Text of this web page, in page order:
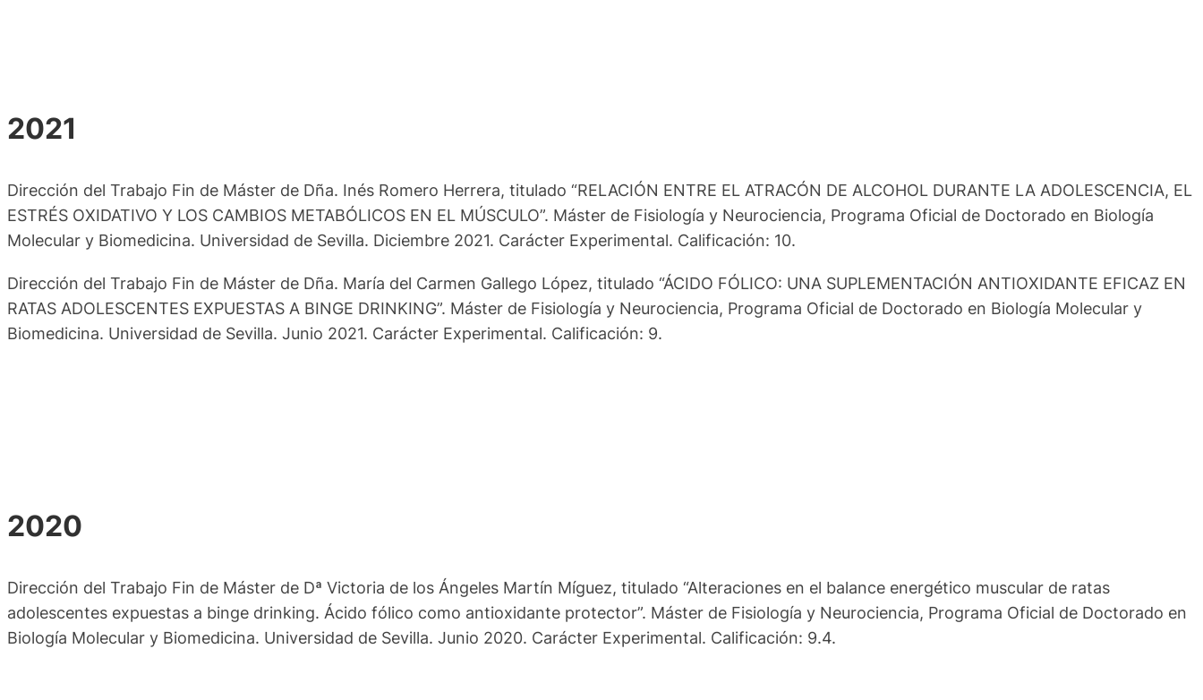
2021
Dirección del Trabajo Fin de Máster de Dña. Inés Romero Herrera, titulado “RELACIÓN ENTRE EL ATRACÓN DE ALCOHOL DURANTE LA ADOLESCENCIA, EL
ESTRÉS OXIDATIVO Y LOS CAMBIOS METABÓLICOS EN EL MÚSCULO”. Máster de Fisiología y Neurociencia, Programa Oficial de Doctorado en Biología
Molecular y Biomedicina. Universidad de Sevilla. Diciembre 2021. Carácter Experimental. Calificación: 10.
Dirección del Trabajo Fin de Máster de Dña. María del Carmen Gallego López, titulado “ÁCIDO FÓLICO: UNA SUPLEMENTACIÓN ANTIOXIDANTE EFICAZ EN
RATAS ADOLESCENTES EXPUESTAS A BINGE DRINKING”. Máster de Fisiología y Neurociencia, Programa Oficial de Doctorado en Biología Molecular y
Biomedicina. Universidad de Sevilla. Junio 2021. Carácter Experimental. Calificación: 9.
2020
Dirección del Trabajo Fin de Máster de Dª Victoria de los Ángeles Martín Míguez, titulado “Alteraciones en el balance energético muscular de ratas
adolescentes expuestas a binge drinking. Ácido fólico como antioxidante protector”. Máster de Fisiología y Neurociencia, Programa Oficial de Doctorado en
Biología Molecular y Biomedicina. Universidad de Sevilla. Junio 2020. Carácter Experimental. Calificación: 9.4.